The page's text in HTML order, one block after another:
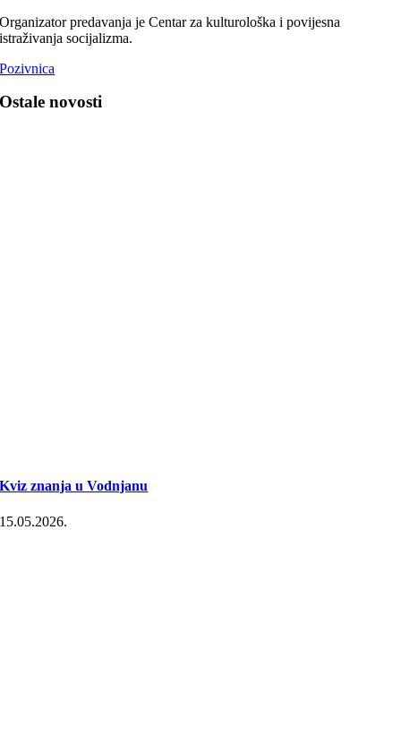
Organizator predavanja je Centar za kulturološka i povijesna
istraživanja socijalizma.
Pozivnica
Ostale novosti
Kviz znanja u Vodnjanu
15.05.2026.